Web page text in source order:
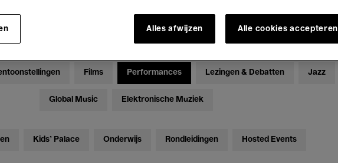
Films Performances Lezingen & Debatten Jazz
Global Music Elektronische Muziek
Kids’ Palace Onderwijs Rondleidingen Hosted Events
Alles afwijzen Alle cookies accepteren